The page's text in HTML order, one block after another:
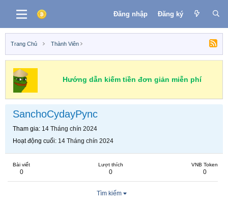
Đăng nhập Đăng ký
Trang Chủ Thành Viên
Hướng dẫn kiếm tiền đơn giản miễn phí
SanchoCydayPync
Tham gia 14 Tháng chín 2024
Hoạt động cuối 14 Tháng chín 2024
Bài viết
0
Lượt thích
0
VNB Token
0
Tìm kiếm